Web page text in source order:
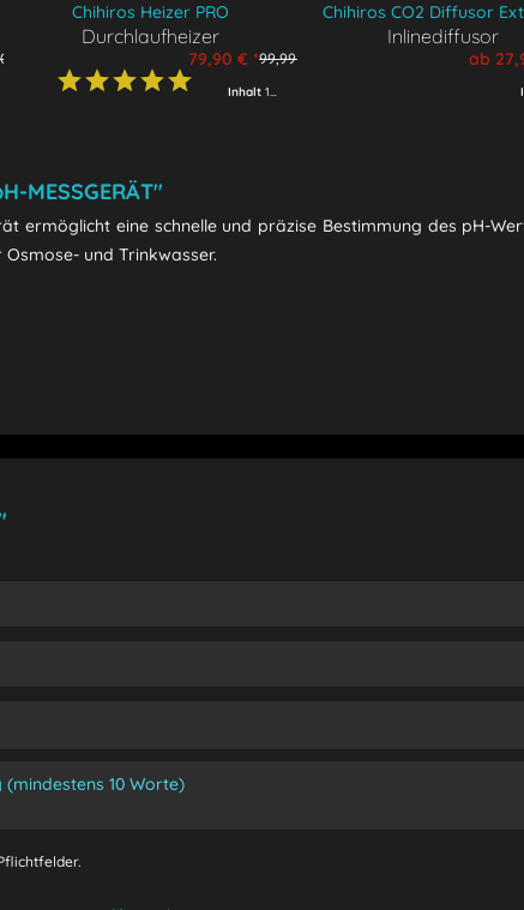
€ *
Chihiros Heizer PRO
Durchlaufheizer
79,90 € *99,99 € *
Inhalt 1 Stück
Chihiros CO2 Diffusor
Inlinediffusor
ab
MESSGERÄT"
ermöglicht eine schnelle und präzise Bestimmung des pH-
und Trinkwasser.